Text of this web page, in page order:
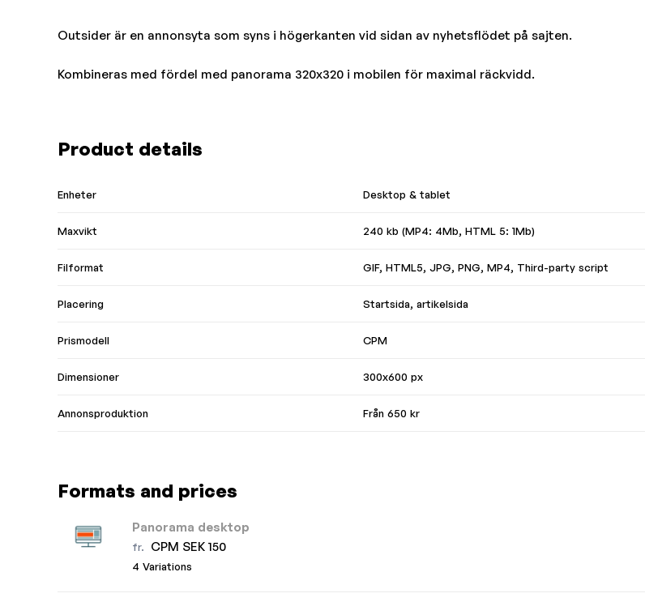
Outsider är en annonsyta som syns i högerkanten vid sidan av nyhetsflödet på sajten.
Kombineras med fördel med panorama 320x320 i mobilen för maximal räckvidd.
Product details
Enheter Desktop & tablet
Maxvikt 240 kb (MP4: 4Mb, HTML 5: 1Mb)
Filformat GIF, HTML5, JPG, PNG, MP4, Third-party script
Placering Startsida, artikelsida
Prismodell CPM
Dimensioner 300x600 px
Annonsproduktion Från 650 kr
Formats and prices
Panorama desktop
fr. CPM SEK 150
4 Variations